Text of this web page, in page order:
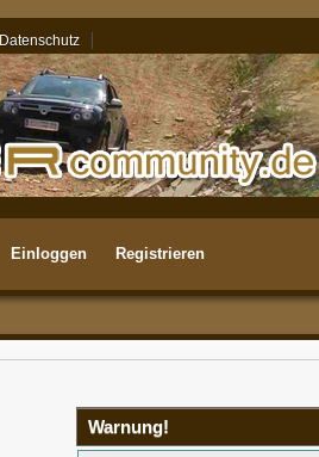
Datenschutz
Einloggen Registrieren
Warnung!